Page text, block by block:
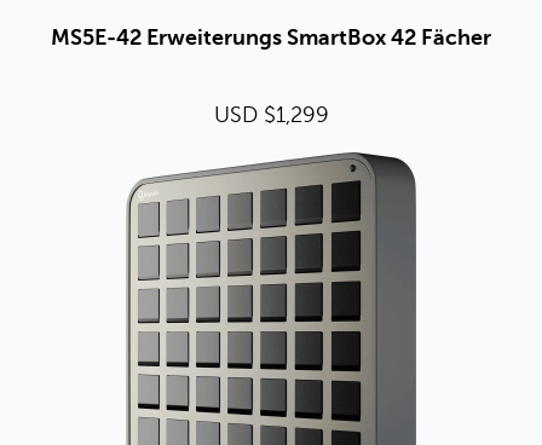
MS5E-42 Erweiterungs SmartBox 42 Fächer
USD $1,299